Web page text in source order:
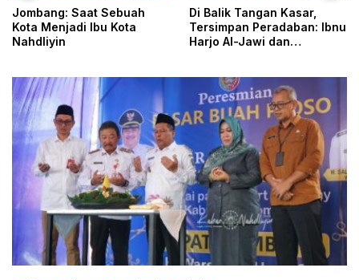
Jombang: Saat Sebuah
Kota Menjadi Ibu Kota
Nahdliyin
Di Balik Tangan Kasar,
Tersimpan Peradaban: Ibnu
Harjo Al-Jawi dan
Islam